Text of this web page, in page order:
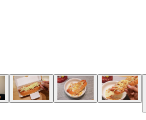
る！ ホットドッグのソーセージを取
る！ （１）をパンに戻したらチーズ
マ！ あとはシュクメルリを絡めなが